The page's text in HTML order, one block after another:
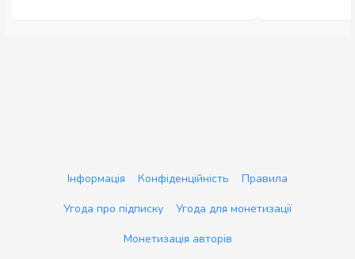
Інформація Конфіденційність
Правила
Угода про підписку
Угода для монетизації
Монетизація авторів